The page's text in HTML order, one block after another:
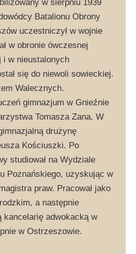
w sierpniu 1939
Batalionu Obrony
uczestniczył w wojnie
w obronie ówczesnej
i w nieustalonych
się do niewoli sowieckiej.
Walecznych.
gimnazjum w Gnieźnie
Tomasza Zana. W
drużynę
Kościuszki. Po
studiował na Wydziale
Poznańskiego, uzyskując w
praw. Pracował jako
a następnie
kancelarię adwokacką w
w Ostrzeszowie.